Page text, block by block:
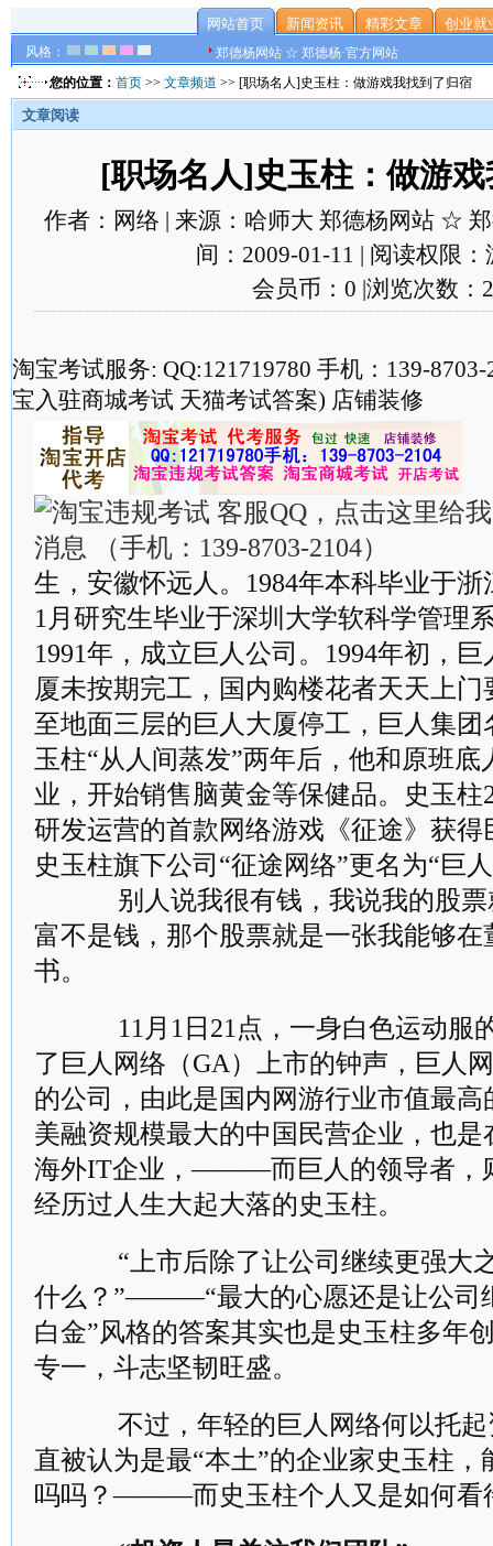
风格：
网站首页 新闻资讯 精彩文章 创业就
郑德杨网站 ☆ 郑德杨·官方网站
您的位置： 首页 >> 文章频道 >> [职场名人]史玉柱：做游戏我找到了归宿
文章阅读
[职场名人]史玉柱：做游
作者：网络 | 来源：哈师大 郑德杨网站 ☆
间：2009-01-11 | 阅读权限：
会员币：0 |浏览次数：
淘宝考试服务: QQ:121719780 手机：139-
宝入驻商城考试 天猫考试答案) 店铺装修
生，安徽怀远人。1984年本科毕业于浙
1月研究生毕业于深圳大学软科学管理
1991年，成立巨人公司。1994年初，
厦未按期完工，国内购楼花者天天上
至地面三层的巨人大厦停工，巨人集团
玉柱“从人间蒸发”两年后，他和原班
业，开始销售脑黄金等保健品。史玉柱
研发运营的首款网络游戏《征途》获
史玉柱旗下公司“征途网络”更名为“巨
别人说我很有钱，我说我的股票
富不是钱，那个股票就是一张我能够
书。
11月1日21点，一身白色运动服
了巨人网络（GA）上市的钟声，巨人
的公司，由此是国内网游行业市值最
美融资规模最大的中国民营企业，也
海外IT企业，―――而巨人的领导者，
经历过人生大起大落的史玉柱。
“上市后除了让公司继续更强大
什么？”―――“最大的心愿还是让公司
白金”风格的答案其实也是史玉柱多年
专一，斗志坚韧旺盛。
不过，年轻的巨人网络何以托起
直被认为是最“本土”的企业家史玉柱
吗吗？―――而史玉柱个人又是如何看